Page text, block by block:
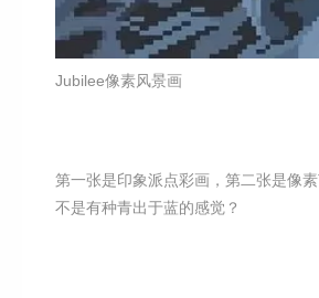
Jubilee像素风景画
第一张是印象派点彩画，第二张是像
不是有种青出于蓝的感觉？